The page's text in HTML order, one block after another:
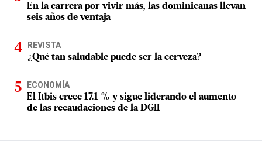
En la carrera por vivir más, las dominicanas llevan
seis años de ventaja
REVISTA
¿Qué tan saludable puede ser la cerveza?
ECONOMÍA
El Itbis crece 17.1 % y sigue liderando el aumento
de las recaudaciones de la DGII